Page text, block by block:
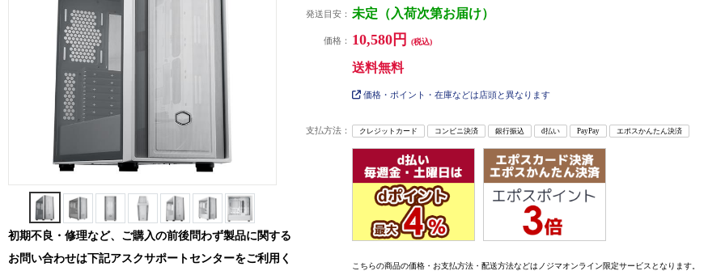
初期不良・修理など、ご購入の前後問わず製品に関する
お問い合わせは下記アスクサポートセンターをご利用く
発送目安： 未定（入荷次第お届け）
価格： 10,580円 (税込)
送料無料
価格・ポイント・在庫などは店頭と異なります
支払方法： クレジットカード コンビニ決済 銀行振込 d払い PayPay エポスかんたん決済
こちらの商品の価格・お支払方法・配送方法などはノジマオンライン限定サービスとなります。